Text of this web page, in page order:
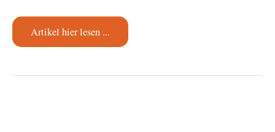
Katzennamen
mit
Artikel hier lesen ...